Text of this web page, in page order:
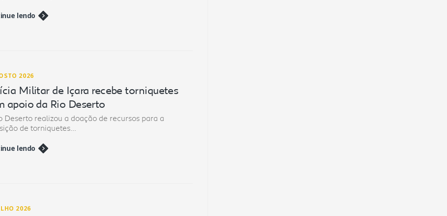
lendo
2026
Militar de Içara recebe torniquetes
apoio da Rio Deserto
Deserto realizou a doação de recursos para a
de torniquetes...
lendo
2026